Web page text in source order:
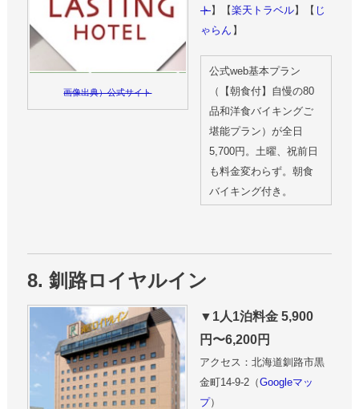
画像出典）公式サイト
ト】【楽天トラベル】【 じ
ゃらん 】
公式web基本プラン
（【朝食付】自慢の80
品和洋食バイキングご
堪能プラン）が全日
5,700円。土曜、祝前日
も料金変わらず。朝食
バイキング付き。
8. 釧路ロイヤルイン
▼1人1泊料金 5,900
円〜6,200円
アクセス：北海道釧路市黒
金町14-9-2（Googleマッ
プ）